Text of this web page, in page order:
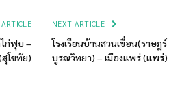
ไก่ฟุบ –
โขทัย)
NEXT ARTICLE
โรงเรียนบ้านสวนเขื่อน(ราษฎร์
บูรณวิทยา) – เมืองแพร่ (แพร่)